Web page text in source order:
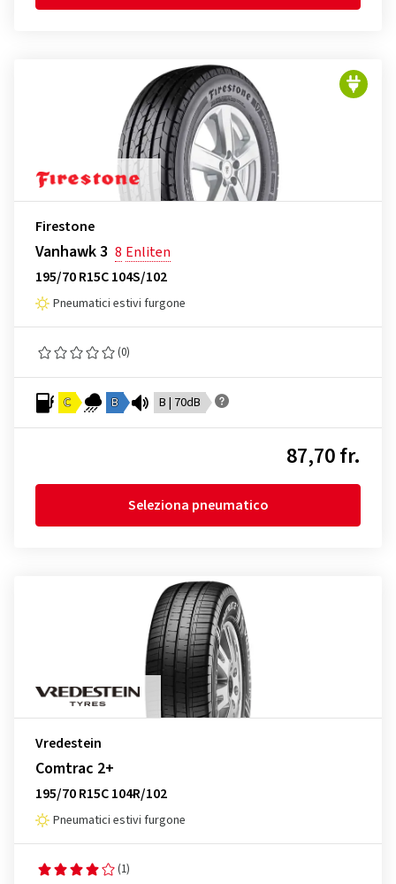
Firestone
Vanhawk 3 8 Enliten
195/70 R15C 104S/102
Pneumatici estivi furgone
(0)
C B B | 70dB
87,70 fr.
Seleziona pneumatico
Vredestein
Comtrac 2+
195/70 R15C 104R/102
Pneumatici estivi furgone
(1)